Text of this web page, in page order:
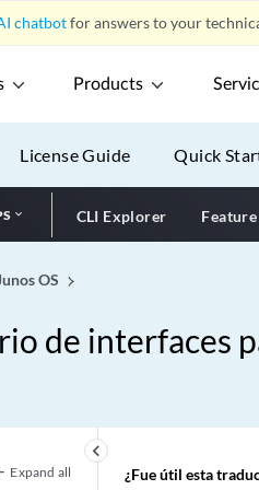
chatbotfor answers to your
Products
License Guide Quick
CLI Explorer
OS
de interfaces
keyboard_arrow_left
Expand all ¿Fue útil esta